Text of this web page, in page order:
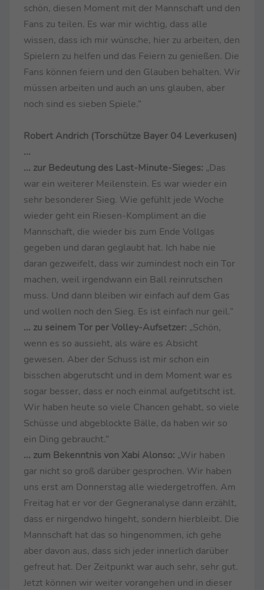
schön, diesen Moment mit der Mannschaft und den
Fans zu teilen. Es war mir wichtig, dass alle
wissen, dass ich mir wünsche, hier zu arbeiten, den
Spielern zu helfen und das Feiern zu genießen. Die
Fans können feiern und den Glauben behalten. Wir
müssen arbeiten und auch an uns glauben, aber
noch sind es sieben Spiele.“
Robert Andrich (Torschütze Bayer 04 Leverkusen)
...
... zur Bedeutung des Last-Minute-Sieges: „Das
war ein weiterer Meilenstein. Es war wieder ein
sehr besonderer Sieg. Wie gefühlt jede Woche
wieder geht ein Riesen-Kompliment an die
Mannschaft, die wieder bis zum Ende Vollgas
gegeben und daran geglaubt hat. Ich habe nie
daran gezweifelt, dass wir zumindest noch ein Tor
machen, weil irgendwann ein Ball reinrutschen
muss. Und dann bleiben wir einfach auf dem Gas
und wollen noch den Sieg. Es ist einfach nur geil.“
... zu seinem Tor per Volley-Aufsetzer: „Schön,
wenn es so aussieht, als wäre es Absicht
gewesen. Aber der Schuss ist mir schon ein
bisschen abgerutscht und in dem Moment war es
sogar besser, dass er noch einmal aufgetitscht ist.
Wir haben heute so viele Chancen gehabt, so viele
Schüsse und abgeblockte Bälle, da haben wir so
ein Ding gebraucht.“
... zum Bekenntnis von Xabi Alonso: „Wir haben
gar nicht so groß darüber gesprochen. Wir haben
uns erst am Donnerstag alle wiedergetroffen. Am
Freitag hat er vor der Gegneranalyse dann erzählt,
dass er nirgendwo hingeht, sondern hierbleibt. Die
Mannschaft hat das so hingenommen, ich gehe
aber davon aus, dass sich jeder innerlich darüber
gefreut hat. Der Zeitpunkt war auch sehr, sehr gut.
Jetzt können wir weiter vorangehen und in dieser